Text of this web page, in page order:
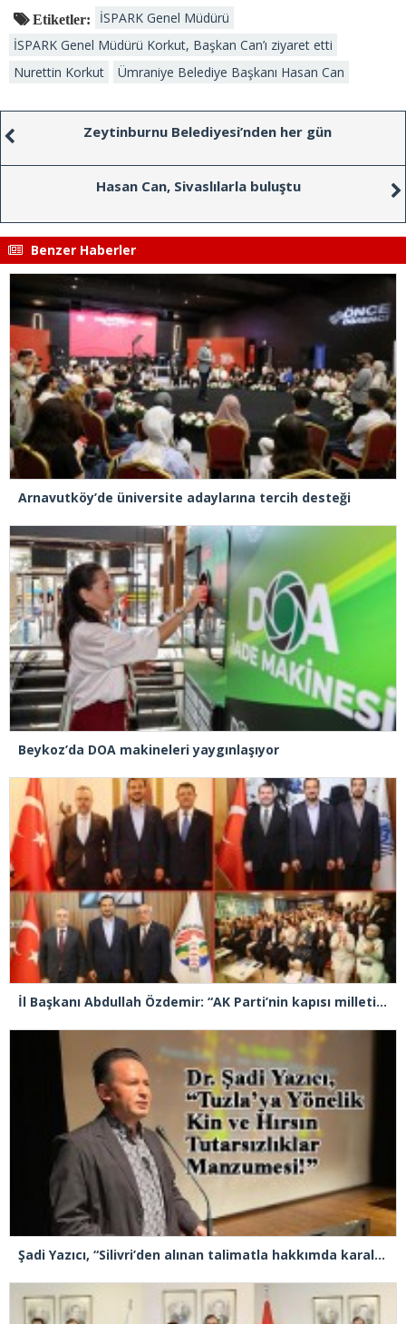
Etiketler:
İSPARK Genel Müdürü
İSPARK Genel Müdürü Korkut, Başkan Can’ı ziyaret etti
Nurettin Korkut
Ümraniye Belediye Başkanı Hasan Can
Zeytinburnu Belediyesi’nden her gün
Hasan Can, Sivaslılarla buluştu
Benzer Haberler
Arnavutköy’de üniversite adaylarına tercih desteği
Beykoz’da DOA makineleri yaygınlaşıyor
İl Başkanı Abdullah Özdemir: “AK Parti’nin kapısı milletine hizmet etmek isteyen herkese açıktır”
Şadi Yazıcı, “Silivri’den alınan talimatla hakkımda karalama kampanyası yürütülüyor”